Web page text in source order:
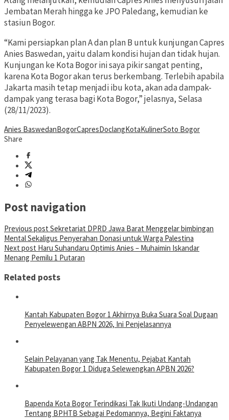
Jembatan Merah hingga ke JPO Paledang, kemudian ke
stasiun Bogor.
“Kami persiapkan plan A dan plan B untuk kunjungan Capres
Anies Baswedan, yaitu dalam kondisi hujan dan tidak hujan.
Kunjungan ke Kota Bogor ini saya pikir sangat penting,
karena Kota Bogor akan terus berkembang. Terlebih apabila
Jakarta masih tetap menjadi ibu kota, akan ada dampak-
dampak yang terasa bagi Kota Bogor,” jelasnya, Selasa
(28/11/2023).
Anies BaswedanBogorCapresDoclangKotaKulinerSoto Bogor
Share
Post navigation
Previous post Sekretariat DPRD Jawa Barat Menggelar bimbingan
Mental Sekaligus Penyerahan Donasi untuk Warga Palestina
Next post Haru Suhandaru Optimis Anies – Muhaimin Iskandar
Menang Pemilu 1 Putaran
Related posts
Kantah Kabupaten Bogor 1 Akhirnya Buka Suara Soal Dugaan
Penyelewengan ABPN 2026, Ini Penjelasannya
Selain Pelayanan yang Tak Menentu, Pejabat Kantah
Kabupaten Bogor 1 Diduga Selewengkan APBN 2026?
Bapenda Kota Bogor Terindikasi Tak Ikuti Undang-Undangan
Tentang BPHTB Sebagai Pedomannya, Begini Faktanya